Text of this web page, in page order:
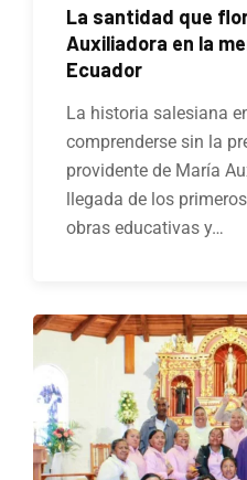
La santidad que
Auxiliadora en la
Ecuador
La historia salesiana
comprenderse sin la
providente de María
llegada de los
obras educativas y…